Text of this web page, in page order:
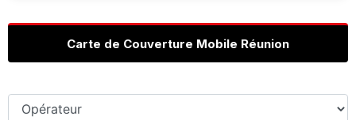
Carte de Couverture Mobile Réunion